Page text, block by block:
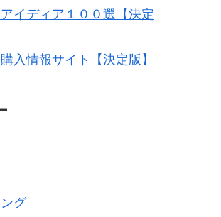
イディア１００選【決定
入情報サイト【決定版】
グ